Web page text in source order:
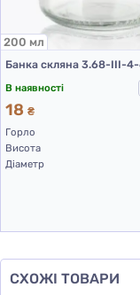
200 мл
В наявності
18 ₴
Горло
Висота
Діаметр
СХОЖІ ТОВАРИ